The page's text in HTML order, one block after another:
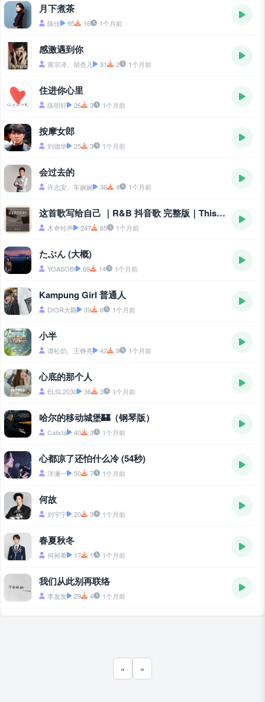
月下煮茶
陈佳 95 16 1个月前
感激遇到你
黄宗泽、胡杏儿 31 2 1个月前
住进你心里
陈明轩 26 3 1个月前
按摩女郎
刘德华 25 3 1个月前
会过去的
许志安、车婉婉 36 4 1个月前
这首歌写给自己 ｜R&B 抖音歌 完整版｜This Song Is Written for Myself
木奇铃声 247 65 1个月前
たぶん (大概)
YOASOBI 69 14 1个月前
Kampung Girl 普通人
DIOR大颖 39 6 1个月前
小半
谭松韵、王铮亮 42 9 1个月前
心底的那个人
ELSL2030 36 3 1个月前
哈尔的移动城堡🏰（钢琴版）
Calixta 40 3 1个月前
心都凉了还怕什么冷 (54秒)
洋澜一 50 7 1个月前
何故
刘宇宁 20 3 1个月前
春夏秋冬
何昶希 17 1 1个月前
我们从此别再联络
李发发 29 4 1个月前
« »